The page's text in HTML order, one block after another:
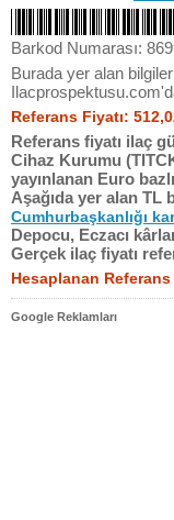
Barkod Numarası:
Burada yer alan
Referans Fiyatı:
Referans fiyatı ilaç
Cihaz Kurumu
yayınlanan Euro
Aşağıda yer alan TL
Cumhurbaşkanlığı
Depocu, Eczacı
Gerçek ilaç fiyatı
Hesaplanan Referans
Google Reklamları